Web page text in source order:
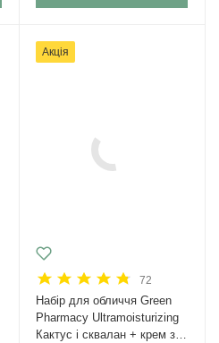
Акція
72
Набір для обличчя Green
Рharmacy Ultramoisturizing
Кактус і сквалан + крем з